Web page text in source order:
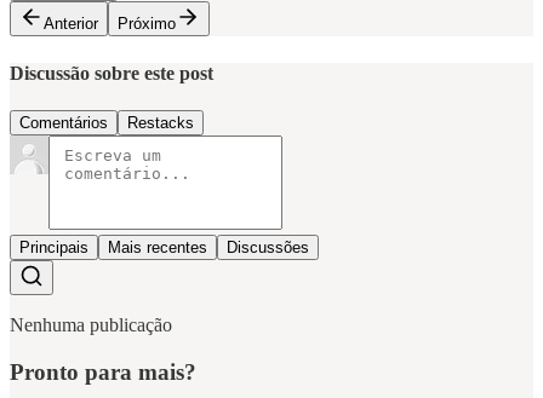
Anterior
Próximo
Discussão sobre este post
Comentários Restacks
Principais Mais recentes Discussões
Nenhuma publicação
Pronto para mais?